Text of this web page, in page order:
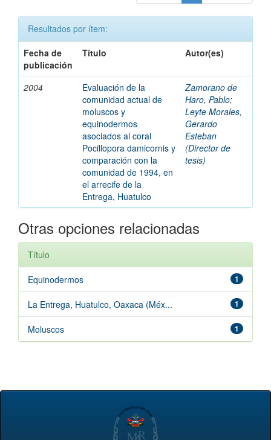
Resultados por ítem:
Fecha de
publicación
Título Autor(es)
2004
Evaluación de la
comunidad actual de
moluscos y
equinodermos
asociados al coral
Pocillopora damicornis y
comparación con la
comunidad de 1994, en
el arrecife de la
Entrega, Huatulco
Zamorano de
Haro, Pablo;
Leyte Morales,
Gerardo
Esteban
(Director de
tesis)
Otras opciones relacionadas
Título
1
Equinodermos
1
La Entrega, Huatulco, Oaxaca (Méx...
1
Moluscos